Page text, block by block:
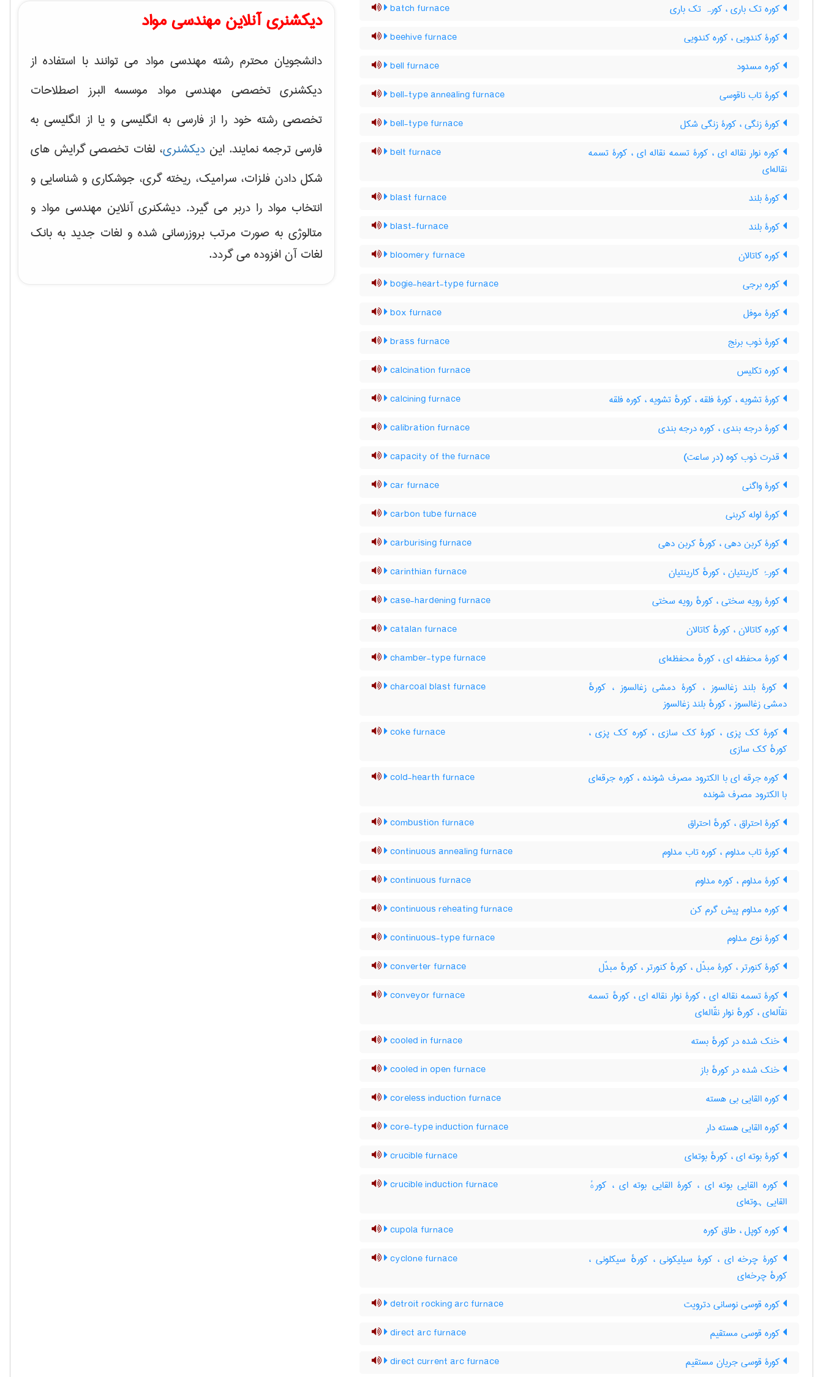
کوره تک باری ، کورہ تک باری batch furnace
کورۀ کندویی ، کوره کندویی beehive furnace
کوره مسدود bell furnace
کورۀ تاب ناقوسی bell-type annealing furnace
کورۀ زنگی ، کورۀ زنگی شکل bell-type furnace
کوره نوار نقاله ای ، کورۀ تسمه نقاله ای ، کورۀ تسمه
نقاله‌ای
belt furnace
کورۀ بلند blast furnace
کورۀ بلند blast-furnace
کوره کاتالان bloomery furnace
کوره برجی bogie-heart-type furnace
کورۀ موفل box furnace
کورۀ ذوب برنج brass furnace
کوره تکلیس calcination furnace
کورۀ تشویه ، کورۀ فلقه ، کورهٔ تشویه ، کوره فلقه calcining furnace
کورۀ درجه بندی ، کوره درجه بندی calibration furnace
قدرت ذوب کوه (در ساعت) capacity of the furnace
کورۀ واگنی car furnace
کورۀ لوله کربنی carbon tube furnace
کورۀ کربن دهی ، کورهٔ کربن دهی carburising furnace
کورۂ کارینتیان ، کورهٔ کارینتیان carinthian furnace
کورۀ رویه سختی ، کورهٔ رویه سختی case-hardening furnace
کوره کاتالان ، کورهٔ کاتالان catalan furnace
کورۀ محفظه ای ، کورهٔ محفظه‌ای chamber-type furnace
کورۀ بلند زغالسوز ، کورۀ دمشی زغالسوز ، کورهٔ
دمشی زغالسوز ، کورهٔ بلند زغالسوز
charcoal blast furnace
کورۀ کک پزی ، کورۀ کک سازی ، کوره کک پزی ،
کورهٔ کک سازی
coke furnace
کوره جرقه ای با الکترود مصرف شونده ، کوره جرقه‌ای
با الکترود مصرف شونده
cold-hearth furnace
کورۀ احتراق ، کورهٔ احتراق combustion furnace
کورۀ تاب مداوم ، کوره تاب مداوم continuous annealing furnace
کورۀ مداوم ، کوره مداوم continuous furnace
کوره مداوم پیش گرم کن continuous reheating furnace
کورۀ نوع مداوم continuous-type furnace
کورۀ کنورتر ، کورۀ مبدّل ، کورهٔ کنورتر ، کورهٔ مبدّل converter furnace
کورۀ تسمه نقاله ای ، کورۀ نوار نقاله ای ، کورهٔ تسمه
نقاّله‌ای ، کورهٔ نوار نقّاله‌ای
conveyor furnace
خنک شده در کورهٔ بسته cooled in furnace
خنک شده در کورهٔ باز cooled in open furnace
کوره القایی بی هسته coreless induction furnace
کوره القایی هسته دار core-type induction furnace
کورۀ بوته ای ، کورهٔ بوته‌ای crucible furnace
کوره القایی بوته ای ، کورۀ القایی بوته ای ، کورهٔ
القایی ہوته‌ای
crucible induction furnace
کوره کوپل ، طاق کوره cupola furnace
کورۀ چرخه ای ، کورۀ سیلیکونی ، کورهٔ سیکلونی ،
کورهٔ چرخه‌ای
cyclone furnace
کوره قوسی نوسانی دترویت detroit rocking arc furnace
کوره قوسی مستقیم direct arc furnace
کورۀ قوسی جریان مستقیم direct current arc furnace
دیکشنری آنلاین مهندسی مواد
دانشجویان محترم رشته مهندسی مواد می توانند با استفاده از
دیکشنری تخصصی مهندسی مواد موسسه البرز اصطلاحات
تخصصی رشته خود را از فارسی به انگلیسی و یا از انگلیسی به
فارسی ترجمه نمایند. ایندیکشنری، لغات تخصصی گرایش های
شکل دادن فلزات، سرامیک، ریخته گری، جوشکاری و شناسایی و
انتخاب مواد را دربر می گیرد. دیشکنری آنلاین مهندسی مواد و
متالوژی به صورت مرتب بروزرسانی شده و لغات جدید به بانک
لغات آن افزوده می گردد.